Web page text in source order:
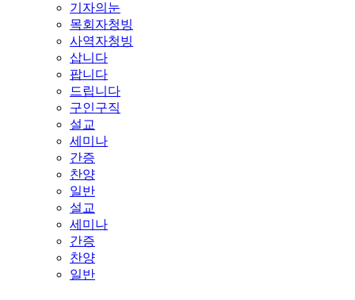
기자의눈
목회자청빙
사역자청빙
삽니다
팝니다
드립니다
구인구직
설교
세미나
간증
찬양
일반
설교
세미나
간증
찬양
일반